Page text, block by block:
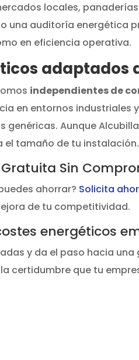
locales,
una auditoría energética
en eficiencia operativa.
adaptados
independientes de
en entornos industriales
genéricas. Aunque
el tamaño de tu instalación.
Sin
ahorrar? Solicita
de tu competitividad.
energéticos
y da el paso hacia
certidumbre que tu